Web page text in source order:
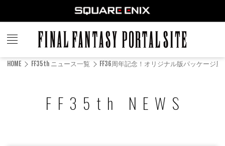
FINAL
FANTASY
HOME FF35th ニュース一覧 FF36周年記念！オリジナル版パッケージ
FF35th NEWS